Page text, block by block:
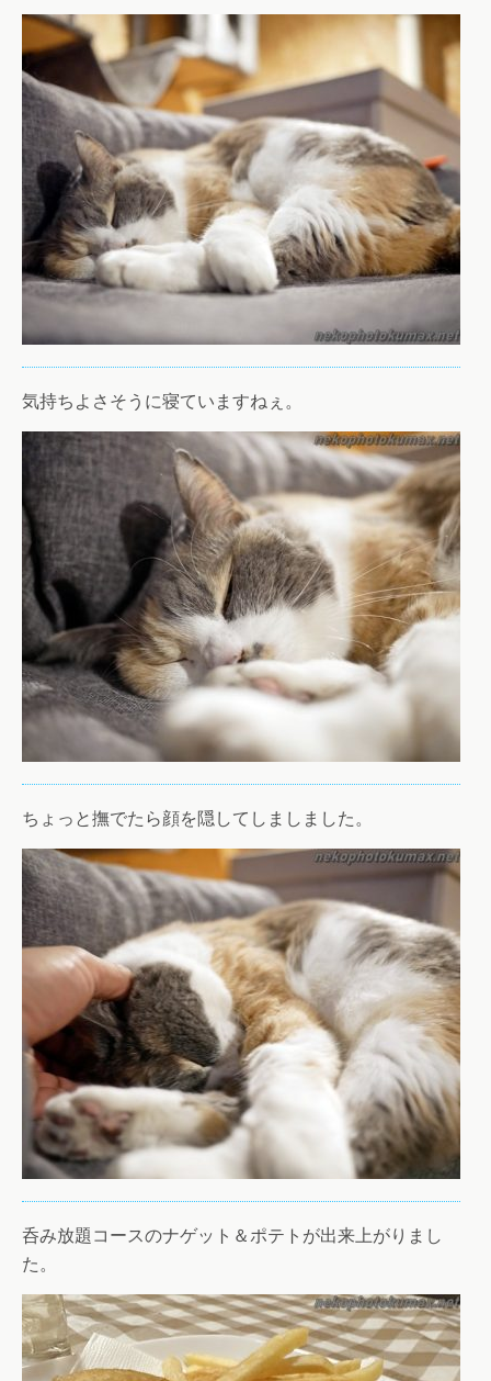
気持ちよさそうに寝ていますねぇ。
ちょっと撫でたら顔を隠してしましました。
呑み放題コースのナゲット＆ポテトが出来上がりまし
た。